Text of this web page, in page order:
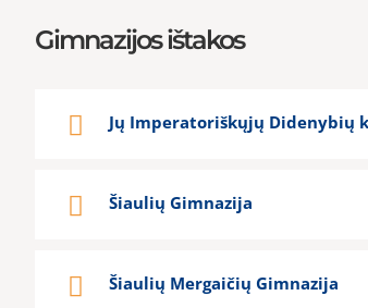
Gimnazijos ištakos
Jų Imperatoriškųjų Didenybių
Šiaulių Gimnazija
Šiaulių Mergaičių Gimnazija